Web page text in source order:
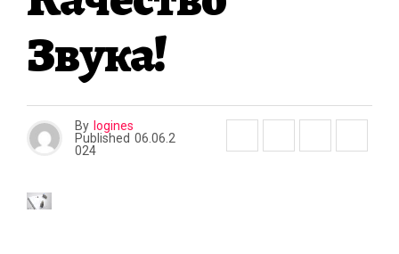
Звука!
By logines
Published 06.06.2
024